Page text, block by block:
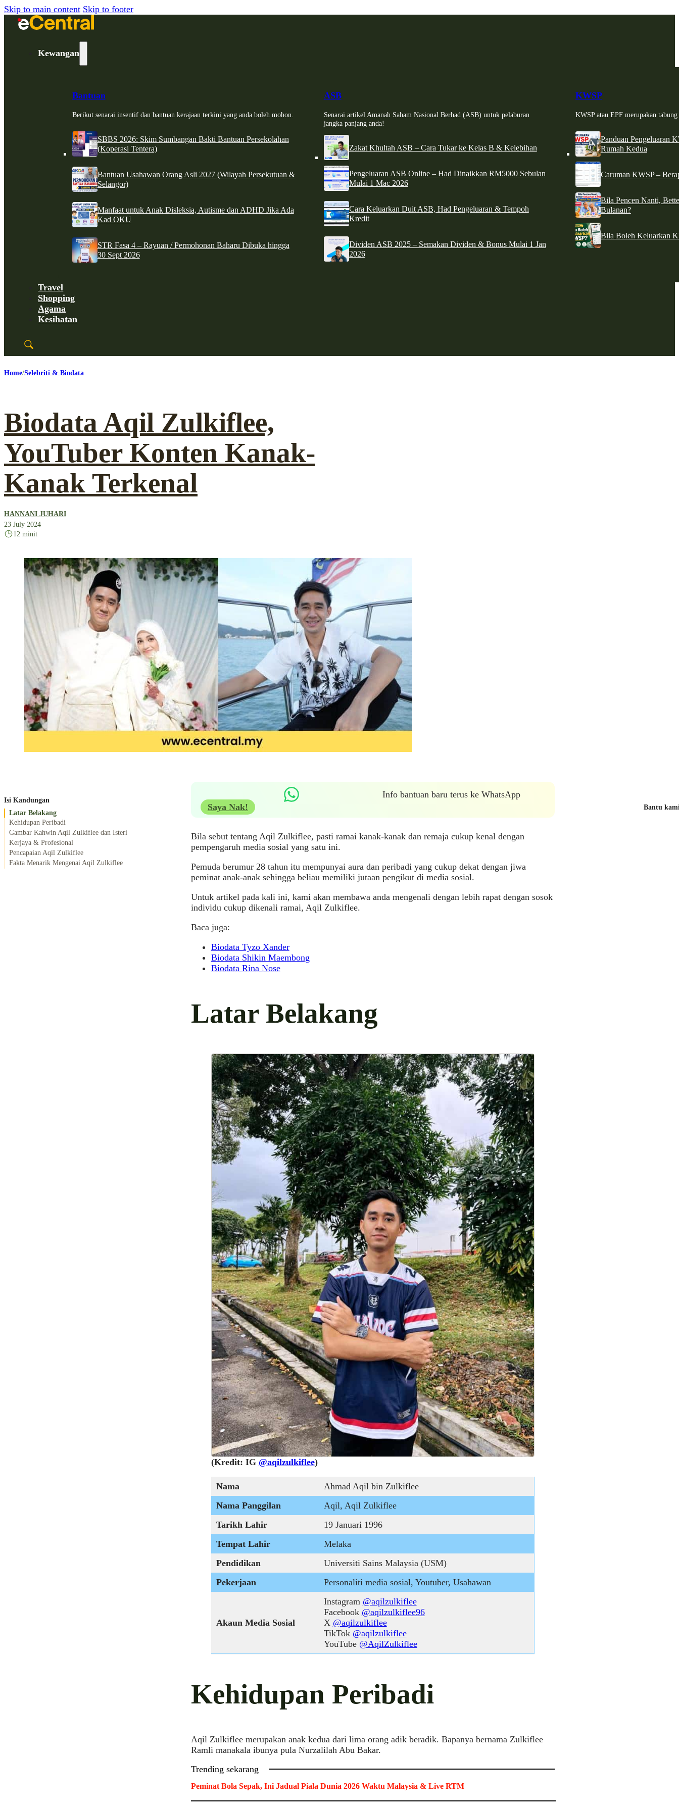
Skip to main content Skip to footer
Kewangan
Bantuan
Berikut senarai insentif dan bantuan kerajaan terkini yang anda boleh mohon.
SBBS 2026: Skim Sumbangan Bakti Bantuan Persekolahan
(Koperasi Tentera)
Bantuan Usahawan Orang Asli 2027 (Wilayah Persekutuan &
Selangor)
Manfaat untuk Anak Disleksia, Autisme dan ADHD Jika Ada
Kad OKU
STR Fasa 4 – Rayuan / Permohonan Baharu Dibuka hingga
30 Sept 2026
ASB
Senarai artikel Amanah Saham Nasional Berhad (ASB) untuk pelaburan
jangka panjang anda!
Zakat Khultah ASB – Cara Tukar ke Kelas B & Kelebihan
Pengeluaran ASB Online – Had Dinaikkan RM5000 Sebulan
Mulai 1 Mac 2026
Cara Keluarkan Duit ASB, Had Pengeluaran & Tempoh
Kredit
Dividen ASB 2025 – Semakan Dividen & Bonus Mulai 1 Jan
2026
KWSP
KWSP atau EPF merupakan
Panduan Pengeluaran
Rumah Kedua
Caruman KWSP –
Bila Pencen Nanti,
Bulanan?
Bila Boleh Keluarkan
Travel
Shopping
Agama
Kesihatan
Home Selebriti & Biodata
Biodata Aqil Zulkiflee,
YouTuber Konten Kanak-
Kanak Terkenal
HANNANI JUHARI
23 July 2024
12 minit
Isi Kandungan
Latar Belakang
Kehidupan Peribadi
Gambar Kahwin Aqil Zulkiflee dan Isteri
Kerjaya & Profesional
Pencapaian Aqil Zulkiflee
Fakta Menarik Mengenai Aqil Zulkiflee
Info bantuan baru terus ke WhatsApp
Saya Nak!
Bila sebut tentang Aqil Zulkiflee, pasti ramai kanak-kanak dan remaja cukup kenal dengan
pempengaruh media sosial yang satu ini.
Pemuda berumur 28 tahun itu mempunyai aura dan peribadi yang cukup dekat dengan jiwa
peminat anak-anak sehingga beliau memiliki jutaan pengikut di media sosial.
Untuk artikel pada kali ini, kami akan membawa anda mengenali dengan lebih rapat dengan sosok
individu cukup dikenali ramai, Aqil Zulkiflee.
Baca juga:
Biodata Tyzo Xander
Biodata Shikin Maembong
Biodata Rina Nose
Latar Belakang
(Kredit: IG @aqilzulkiflee)
Nama
Ahmad Aqil bin Zulkiflee
Nama Panggilan
Aqil, Aqil Zulkiflee
Tarikh Lahir
19 Januari 1996
Tempat Lahir
Melaka
Pendidikan
Universiti Sains Malaysia (USM)
Pekerjaan
Personaliti media sosial, Youtuber, Usahawan
Akaun Media Sosial
Instagram @aqilzulkiflee
Facebook @aqilzulkiflee96
X @aqilzulkiflee
TikTok @aqilzulkiflee
YouTube @AqilZulkiflee
Kehidupan Peribadi
Aqil Zulkiflee merupakan anak kedua dari lima orang adik beradik. Bapanya bernama Zulkiflee
Ramli manakala ibunya pula Nurzalilah Abu Bakar.
Trending sekarang
Peminat Bola Sepak, Ini Jadual Piala Dunia 2026 Waktu Malaysia & Live RTM
Bantu